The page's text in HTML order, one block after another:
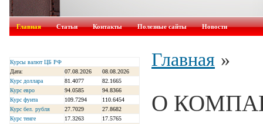
Главная Статьи Контакты Полезные сайты Новости
Курсы валют ЦБ РФ
Дата:
07.08.2026
08.08.2026
Курс доллара
81.4077
82.1665
Курс евро
94.0585
94.8366
Курс фунта
109.7294
110.6454
Курс бел. рубля
27.7029
27.8682
Курс тенге
17.3263
17.5765
Главная »
О